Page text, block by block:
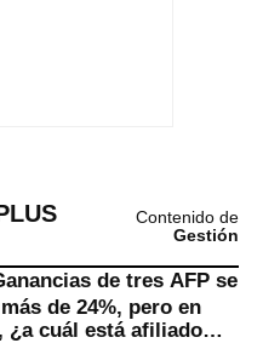
Contenido de
Gestión
de tres AFP se
de 24%, pero en
¿a cuál está afiliado